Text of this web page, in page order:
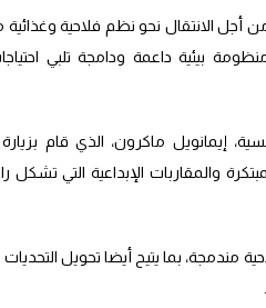
الانتقال نحو نظم فلاحية وغذائية
على ضرورة إقامة منظومة بيئية داعمة ودامجة
إيمانويل ماكرون، الذي قام
والمقاربات الإبداعية التي
مندمجة، بما يتيح أيضا تحويل